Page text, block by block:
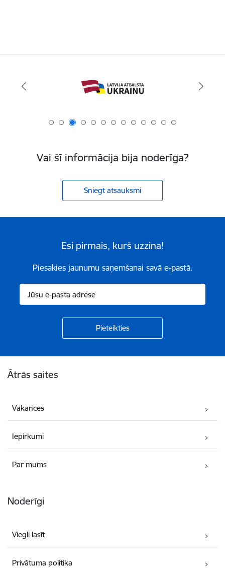
Vai šī informācija bija noderīga?
Sniegt atsauksmi
Esi pirmais, kurš uzzina!
Piesakies jaunumu saņemšanai savā e-pastā.
Ātrās saites
Vakances
Iepirkumi
Par mums
Noderīgi
Viegli lasīt
Privātuma politika